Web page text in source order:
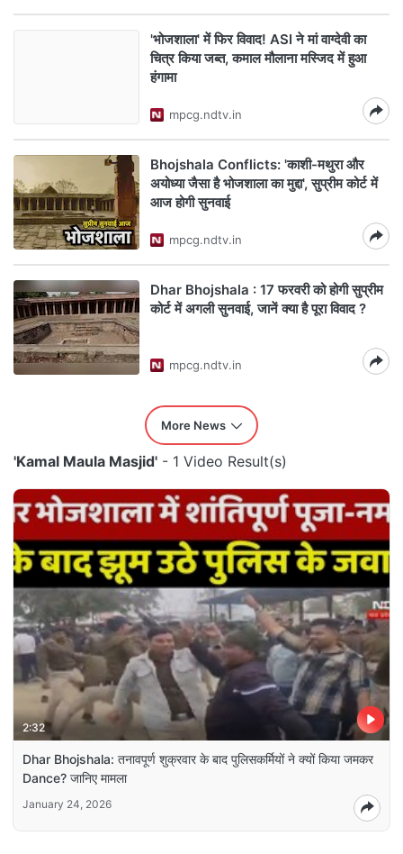
'भोजशाला' में फिर विवाद! ASI ने मां वाग्देवी का
चित्र किया जब्त, कमाल मौलाना मस्जिद में हुआ
हंगामा
mpcg.ndtv.in
Bhojshala Conflicts: 'काशी-मथुरा और
अयोध्या जैसा है भोजशाला का मुद्दा', सुप्रीम कोर्ट में
आज होगी सुनवाई
mpcg.ndtv.in
Dhar Bhojshala : 17 फरवरी को होगी सुप्रीम
कोर्ट में अगली सुनवाई, जानें क्या है पूरा विवाद ?
mpcg.ndtv.in
More News
'Kamal Maula Masjid' - 1 Video Result(s)
2:32
Dhar Bhojshala: तनावपूर्ण शुक्रवार के बाद पुलिसकर्मियों ने क्यों किया जमकर
Dance? जानिए मामला
January 24, 2026